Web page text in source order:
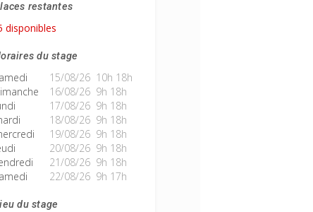
restantes
disponibles
du stage
15/08/26 10h 18h
16/08/26 9h 18h
17/08/26 9h 18h
18/08/26 9h 18h
19/08/26 9h 18h
20/08/26 9h 18h
21/08/26 9h 18h
22/08/26 9h 17h
du stage